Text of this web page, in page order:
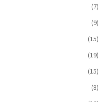
(7)
(9)
(15)
(19)
(15)
(8)